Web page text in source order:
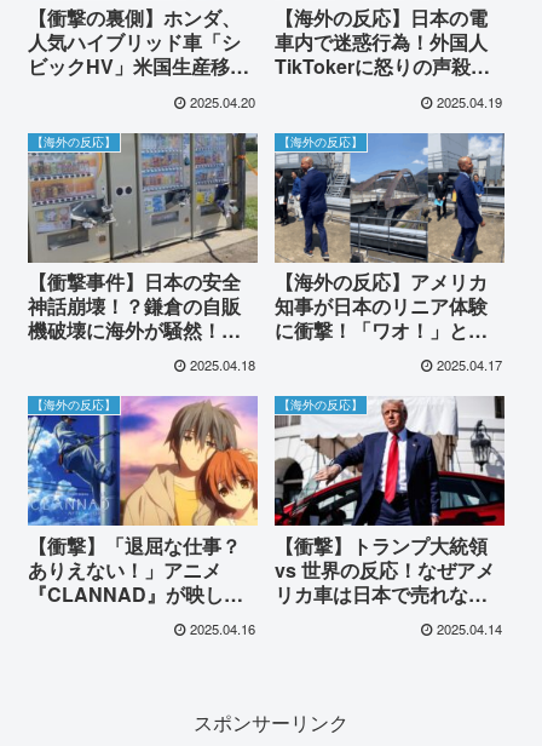
【衝撃の裏側】ホンダ、
人気ハイブリッド車「シ
ビックHV」米国生産移管
の真相！トランプ関税が
引き金？海外の反応は賛
否両論
2025.04.20
【海外の反応】日本の電
車内で迷惑行為！外国人
TikTokerに怒りの声殺到
「文化を尊重しろ！」2025.04.19
【海外の反応】
【衝撃事件】日本の安全
神話崩壊！？鎌倉の自販
機破壊に海外が騒然！
2025.04.18
【海外の反応】
【海外の反応】アメリカ
知事が日本のリニア体験
に衝撃！「ワオ！」と驚
嘆、高速鉄道実現への期
2025.04.17
【海外の反応】
【衝撃】「退屈な仕事？
ありえない！」アニメ
『CLANNAD』が映し出
す日本の仕事への誇り2025.04.16
【海外の反応】
【衝撃】トランプ大統領
vs 世界の反応！なぜアメ
リカ車は日本で売れな
い？海外のホンネが痛烈
2025.04.14
スポンサーリンク